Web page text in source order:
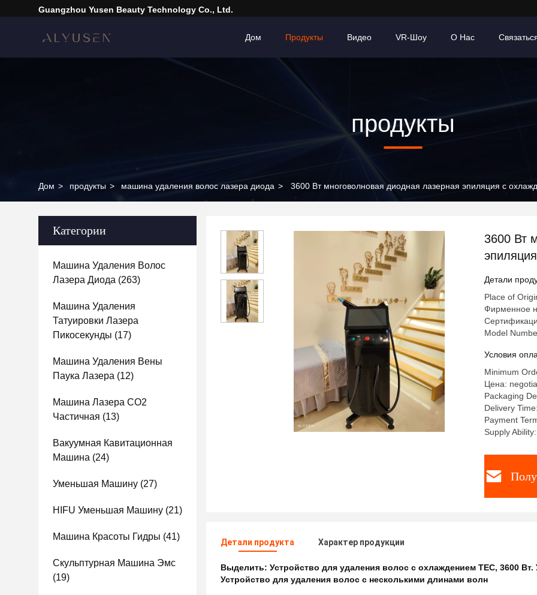
Guangzhou Yusen Beauty Technology Co., Ltd.
Дом Продукты Видео VR-Шоу О Нас
продукты
Дом > продукты > машина удаления волос лазера диода > 3600 Вт многоволновая диодная лазерная эпиляция с
Категории
Машина Удаления Волос
Лазера Диода (263)
Машина Удаления
Татуировки Лазера
Пикосекунды (17)
Машина Удаления Вены
Паука Лазера (12)
Машина Лазера СО2
Частичная (13)
Вакуумная Кавитационная
Машина (24)
Уменьшая Машину (27)
HIFU Уменьшая Машину (21)
Машина Красоты Гидры (41)
Скульптурная Машина Эмс
(19)
3600 Вт
Детали
Place of
Фирменное
Model
Условия
Minimum
Цена:
Packaging
Delivery
Payment
Supply
Детали продукта Характер продукции
Выделить: Устройство для удаления волос с охлаждением TEC, 3600 Вт.
Устройство для удаления волос с несколькими длинами волн